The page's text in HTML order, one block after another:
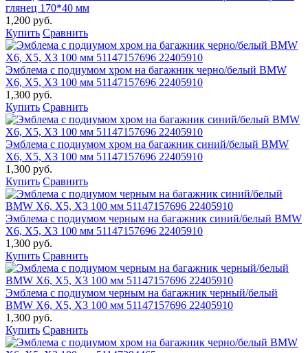
глянец 170*40 мм
1,200 руб.
Купить Сравнить
Эмблема с подиумом хром на багажник черно/белый BMW
X6, X5, X3 100 мм 51147157696 22405910
1,300 руб.
Купить Сравнить
Эмблема с подиумом хром на багажник синий/белый BMW
X6, X5, X3 100 мм 51147157696 22405910
1,300 руб.
Купить Сравнить
Эмблема с подиумом черным на багажник синий/белый BMW
X6, X5, X3 100 мм 51147157696 22405910
1,300 руб.
Купить Сравнить
Эмблема с подиумом черным на багажник черный/белый
BMW X6, X5, X3 100 мм 51147157696 22405910
1,300 руб.
Купить Сравнить